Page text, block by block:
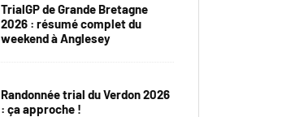
TrialGP de Grande Bretagne
2026 : résumé complet du
weekend à Anglesey
Randonnée trial du Verdon 2026
: ça approche !